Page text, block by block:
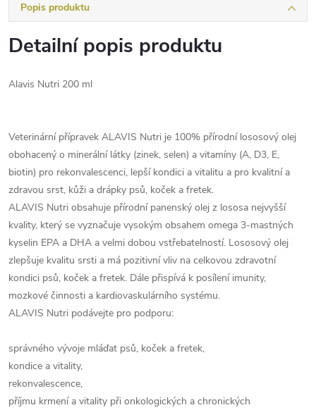
Popis produktu
Detailní popis produktu
Alavis Nutri 200 ml
Veterinární přípravek ALAVIS Nutri je 100% přírodní lososový olej
obohacený o minerální látky (zinek, selen) a vitamíny (A, D3, E,
biotin) pro rekonvalescenci, lepší kondici a vitalitu a pro kvalitní a
zdravou srst, kůži a drápky psů, koček a fretek.
ALAVIS Nutri obsahuje přírodní panenský olej z lososa nejvyšší
kvality, který se vyznačuje vysokým obsahem omega 3-mastných
kyselin EPA a DHA a velmi dobou vstřebatelností. Lososový olej
zlepšuje kvalitu srsti a má pozitivní vliv na celkovou zdravotní
kondici psů, koček a fretek. Dále přispívá k posílení imunity,
mozkové činnosti a kardiovaskulárního systému.
ALAVIS Nutri podávejte pro podporu:
správného vývoje mláďat psů, koček a fretek,
kondice a vitality,
rekonvalescence,
příjmu krmení a vitality při onkologických a chronických